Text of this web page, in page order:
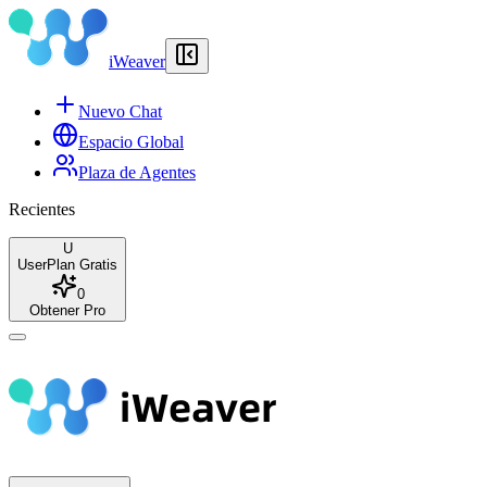
iWeaver
Nuevo Chat
Espacio Global
Plaza de Agentes
Recientes
U
UserPlan Gratis
0
Obtener Pro